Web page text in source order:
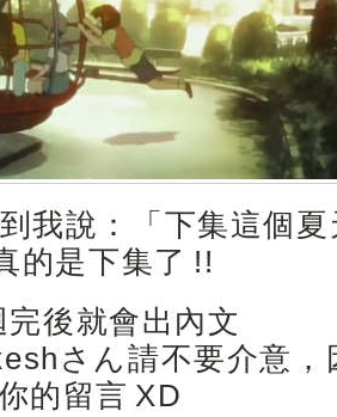
我說：「下集這個
的是下集了 !!
後就會出內文
さん請不要介意，
的留言 XD